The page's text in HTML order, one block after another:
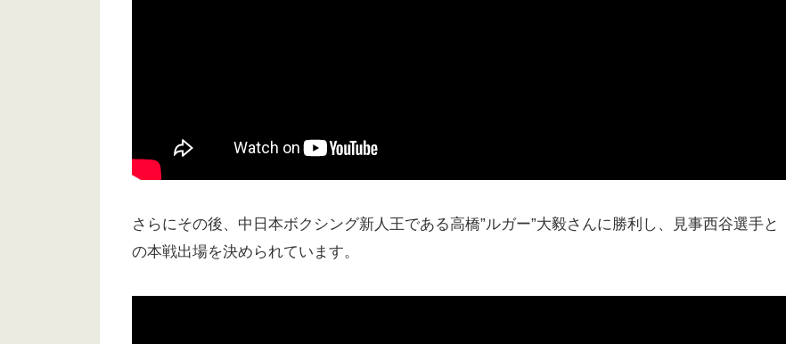
さらにその後、中日本ボクシング新人王である高橋”ルガー”大毅さんに勝利し、見事西谷選手と
の本戦出場を決められています。